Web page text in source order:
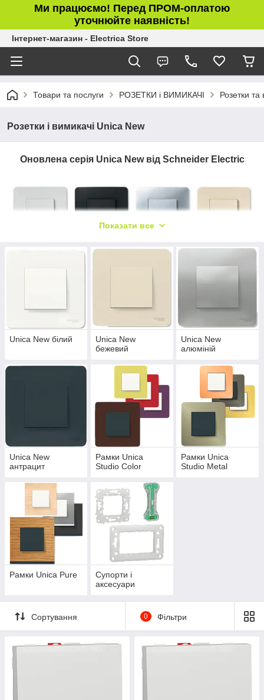
Ми працюємо! Перед ПРОМ-оплатою
уточнюйте наявність!
Інтернет-магазин - Electrica Store
Товари та послуги РОЗЕТКИ і ВИМИКАЧІ Розетки
Розетки і вимикачі Unica New
Оновлена серія Unica New від Schneider Electric
Сучасні тренди дизайну втілені у оновленому дизайні
Unica New.
Unica New Studio та Unica New Pure – яскраві
якому інтер'єру.
Ідеальне рішення для забезпечення комфорту в офісі
та будинку, готелі та ресторані.
Показати все
Unica New білий
Unica New
бежевий
Unica New
алюміній
Unica New
антрацит
Рамки Unica
Studio Color
Рамки Unica
Studio Metal
Рамки Unica Pure
Супорти і
аксесуари
Сортування 0 Фільтри